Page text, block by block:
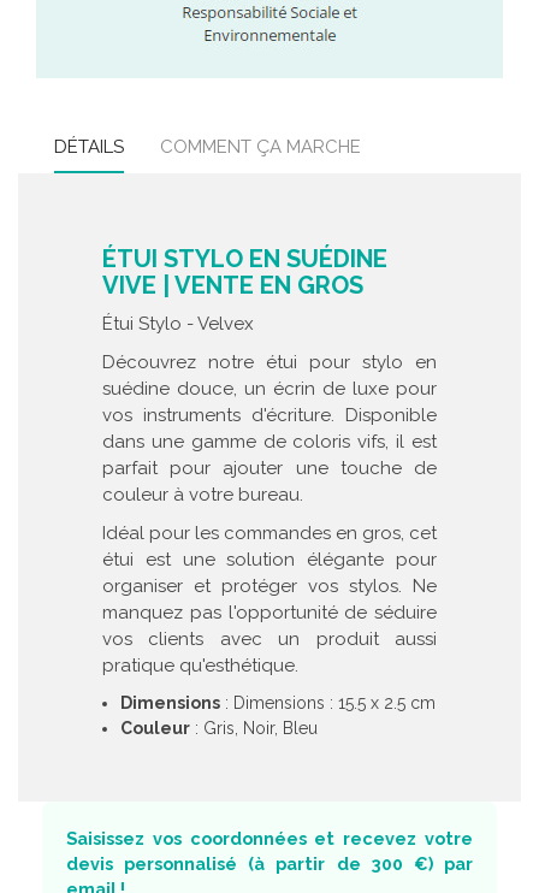
DÉTAILS COMMENT ÇA MARCHE
ÉTUI STYLO EN SUÉDINE
VIVE | VENTE EN GROS
Étui Stylo - Velvex
Découvrez notre étui pour stylo en
suédine douce, un écrin de luxe pour
vos instruments d'écriture. Disponible
dans une gamme de coloris vifs, il est
parfait pour ajouter une touche de
couleur à votre bureau.
Idéal pour les commandes en gros, cet
étui est une solution élégante pour
organiser et protéger vos stylos. Ne
manquez pas l'opportunité de séduire
vos clients avec un produit aussi
pratique qu'esthétique.
Dimensions : Dimensions : 15.5 x 2.5 cm
Couleur : Gris, Noir, Bleu
Saisissez vos coordonnées et recevez votre
devis personnalisé (à partir de 300 €) par
email !